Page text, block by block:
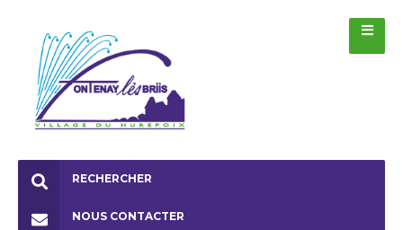
RECHERCHER
NOUS CONTACTER